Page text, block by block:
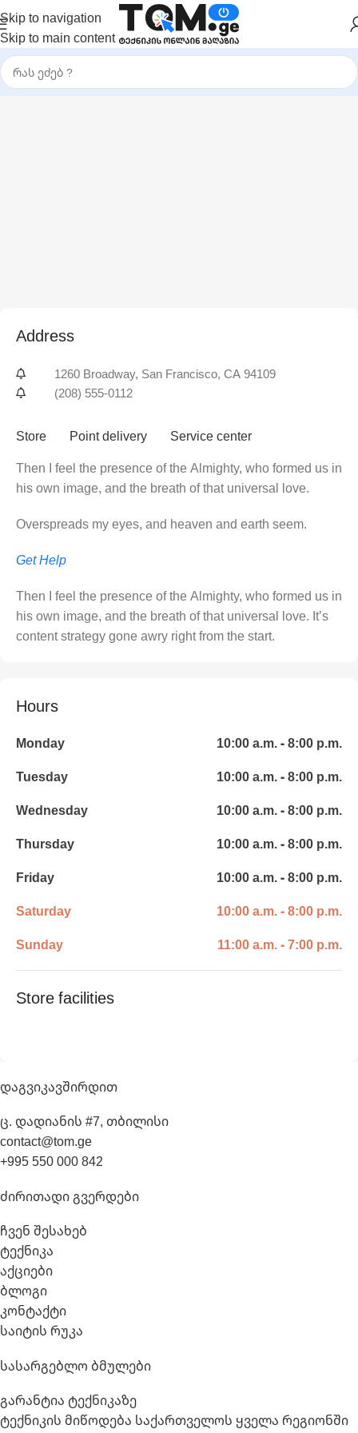
Skip to navigation
Skip to main content
Address
1260 Broadway, San Francisco, CA 94109
(208) 555-0112
Store Point delivery
Service center
Then I feel the presence of the Almighty, who formed us in
his own image, and the breath of that universal love.
Overspreads my eyes, and heaven and earth seem.
Get Help
Then I feel the presence of the Almighty, who formed us in
his own image, and the breath of that universal love. It’s
content strategy gone awry right from the start.
Hours
Monday
10:00 a.m. - 8:00 p.m.
Tuesday
10:00 a.m. - 8:00 p.m.
Wednesday
10:00 a.m. - 8:00 p.m.
Thursday
10:00 a.m. - 8:00 p.m.
Friday
10:00 a.m. - 8:00 p.m.
Saturday
10:00 a.m. - 8:00 p.m.
Sunday
11:00 a.m. - 7:00 p.m.
Store facilities
Დაგვიკავშირდით
ც. დადიანის #7, თბილისი
contact@tom.ge
+995 550 000 842
Ძირითადი Გვერდები
ჩვენ შესახებ
ტექნიკა
აქციები
ბლოგი
კონტაქტი
საიტის რუკა
Სასარგებლო Ბმულები
გარანტია ტექნიკაზე
ტექნიკის მიწოდება საქართველოს ყველა რეგიონში